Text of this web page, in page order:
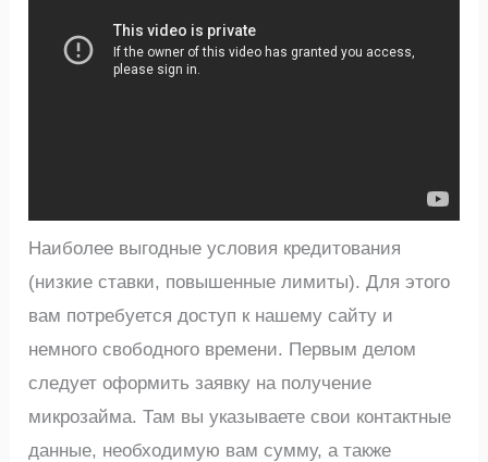
Наиболее выгодные условия кредитования
(низкие ставки, повышенные лимиты). Для этого
вам потребуется доступ к нашему сайту и
немного свободного времени. Первым делом
следует оформить заявку на получение
микрозайма. Там вы указываете свои контактные
данные, необходимую вам сумму, а также